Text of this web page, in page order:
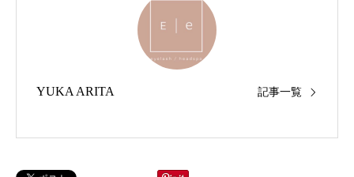
YUKA ARITA 記事一覧